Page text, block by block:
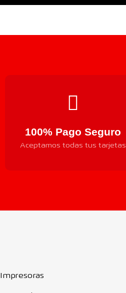
100% Pago Seguro
Aceptamos todas tus tarjetas
Impresoras